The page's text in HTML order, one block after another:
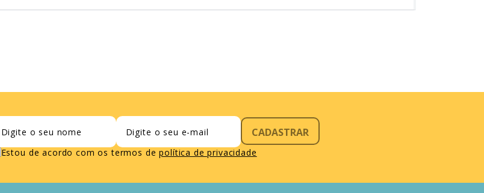
CADASTRAR
Estou de acordo com os termos de política de privacidade